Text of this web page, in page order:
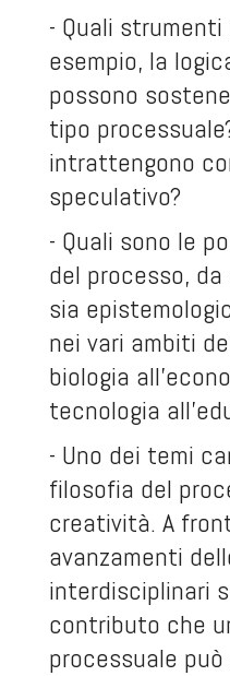
- Quali
esempio, la
possono
tipo
intrattengono
speculativo?
- Quali sono le
del processo,
sia
nei vari ambiti
biologia
tecnologia
- Uno dei temi
filosofia del
creatività. A
avanzamenti
interdisciplinari
contributo che
processuale può